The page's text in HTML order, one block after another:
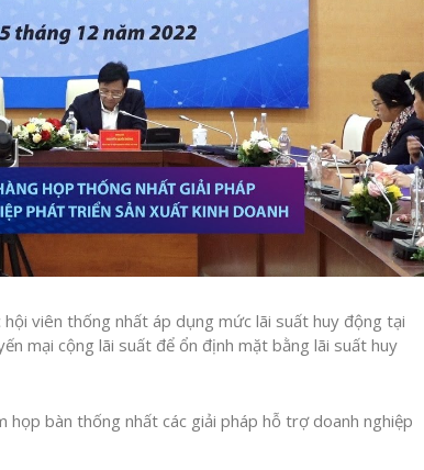
viên thống nhất áp dụng mức lãi suất huy động tại
mại cộng lãi suất để ổn định mặt bằng lãi suất huy
bàn thống nhất các giải pháp hỗ trợ doanh nghiệp